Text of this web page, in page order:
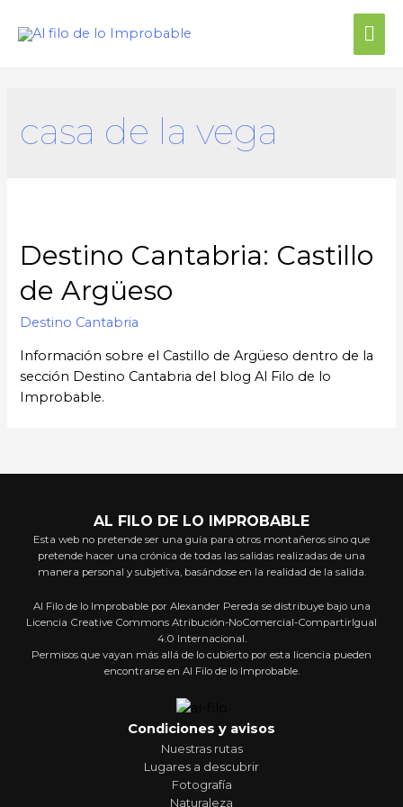
casa de la vega
Destino Cantabria: Castillo
de Argüeso
Destino Cantabria
Información sobre el Castillo de Argüeso dentro de la
sección Destino Cantabria del blog Al Filo de lo
Improbable.
AL FILO DE LO IMPROBABLE
Esta web no pretende ser una guía para otros montañeros sino que
pretende hacer una crónica de todas las salidas realizadas de una
manera personal y subjetiva, basándose en la realidad de la salida.
Al Filo de lo Improbable por Alexander Pereda se distribuye bajo una
Licencia Creative Commons Atribución-NoComercial-CompartirIgual
4.0 Internacional.
Permisos que vayan más allá de lo cubierto por esta licencia pueden
encontrarse en Al Filo de lo Improbable.
Condiciones y avisos
Nuestras rutas
Lugares a descubrir
Fotografía
Naturaleza